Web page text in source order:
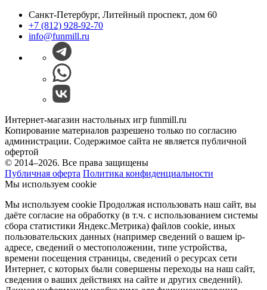
Санкт-Петербург, Литейный проспект, дом 60
+7 (812) 928-92-70
info@funmill.ru
Интернет-магазин настольных игр funmill.ru
Копирование материалов разрешено только по согласию
администрации. Содержимое сайта не является публичной
офертой
© 2014–2026. Все права защищены
Публичная оферта Политика конфиденциальности
Мы используем cookie
Мы используем cookie Продолжая использовать наш cайт, вы
даёте согласие на обработку (в т.ч. с использованием системы
сбора статистики Яндекс.Метрика) файлов cookie, иных
пользовательских данных (например сведений о вашем ip-
адресе, сведений о местоположении, типе устройства,
времени посещения страницы, сведений о ресурсах сети
Интернет, с которых были совершены переходы на наш сайт,
сведения о ваших действиях на сайте и других сведений).